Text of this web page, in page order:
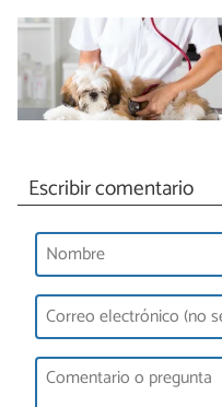
Escribir comentario